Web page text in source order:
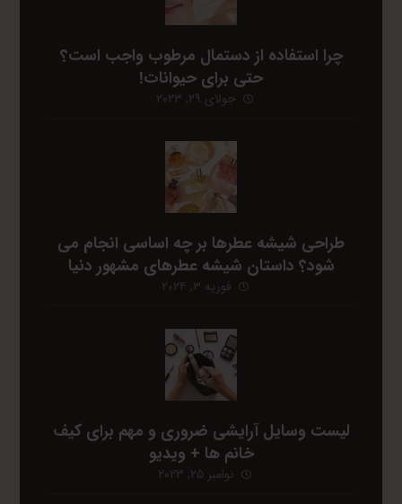
چرا استفاده از دستمال مرطوب واجب است؟
حتی برای حیوانات!
جولای ۲۹, ۲۰۲۳
طراحی شیشه عطرها بر چه اساسی انجام می
شود؟ داستان شیشه عطرهای مشهور دنیا
فوریه ۳, ۲۰۲۴
لیست وسایل آرایشی ضروری و مهم برای کیف
خانم ها + ویدیو
نوامبر ۲۵, ۲۰۲۳